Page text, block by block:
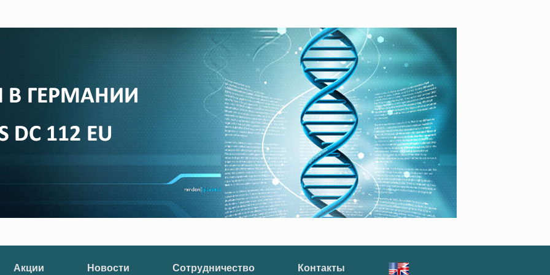
Акции Новости Сотрудничество Контакты